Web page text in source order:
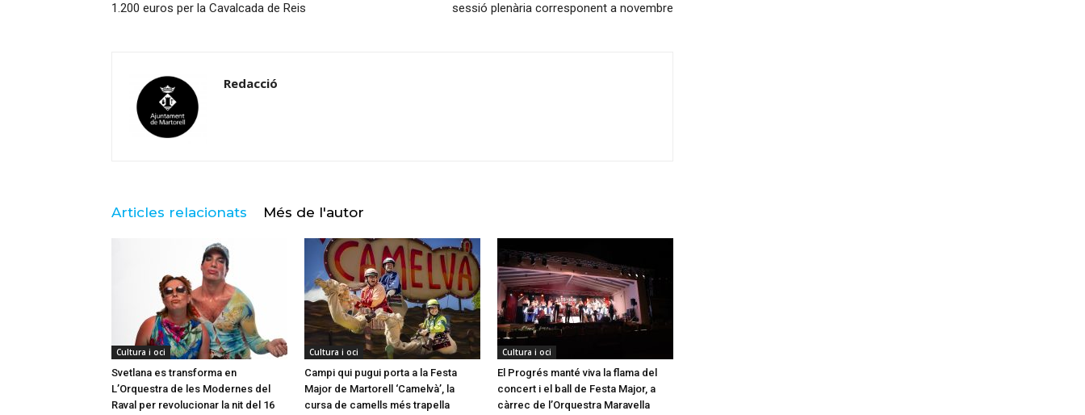
1.200 euros per la Cavalcada de Reis
sessió plenària corresponent a novembre
Redacció
Articles relacionats Més de l'autor
Cultura i oci
Svetlana es transforma en
L’Orquestra de les Modernes del
Raval per revolucionar la nit del 16
Cultura i oci
Campi qui pugui porta a la Festa
Major de Martorell ‘Camelvà’, la
cursa de camells més trapella
Cultura i oci
El Progrés manté viva la flama del
concert i el ball de Festa Major, a
càrrec de l’Orquestra Maravella